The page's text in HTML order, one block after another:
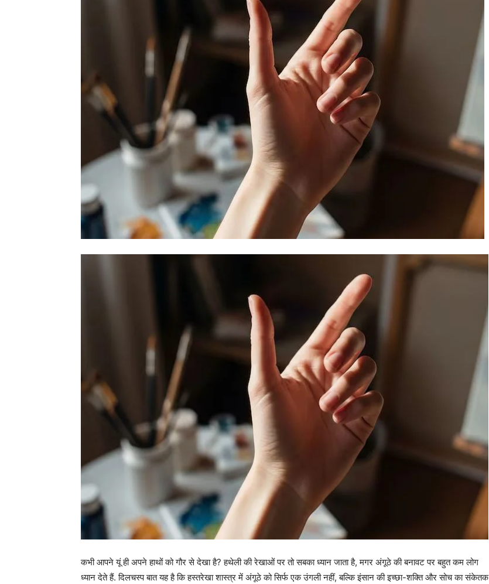
कभी आपने यूं ही अपने हाथों को गौर से देखा है? हथेली की रेखाओं पर तो सबका ध्यान जाता है, मगर अंगूठे की बनावट पर बहुत कम लोग
ध्यान देते हैं. दिलचस्प बात यह है कि हस्तरेखा शास्त्र में अंगूठे को सिर्फ एक उंगली नहीं, बल्कि इंसान की इच्छा-शक्ति और सोच का संकेतक